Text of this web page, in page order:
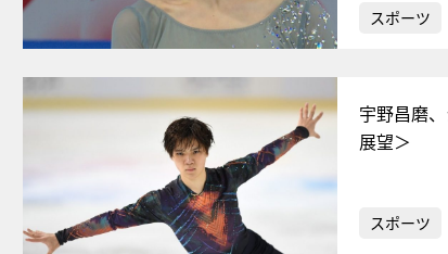
スポーツ
宇野昌磨
展望＞
スポーツ